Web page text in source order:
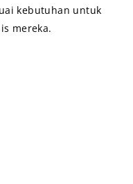
kebutuhan untuk
mereka.